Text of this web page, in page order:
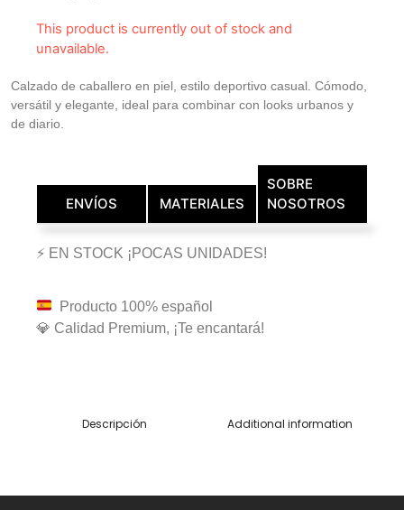
This product is currently out of stock and
unavailable.
Calzado de caballero en piel, estilo deportivo casual. Cómodo,
versátil y elegante, ideal para combinar con looks urbanos y
de diario.
ENVÍOS MATERIALES
SOBRE
NOSOTROS
⚡ EN STOCK ¡POCAS UNIDADES!
Producto 100% español
💎 Calidad Premium, ¡Te encantará!
Descripción Additional information